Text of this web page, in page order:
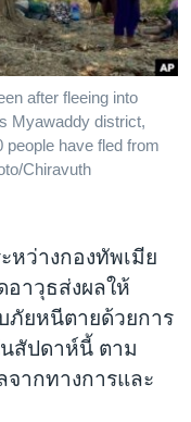
after fleeing into
Myawaddy district,
people have fled from
Chiravuth
หว่างกองทัพเมีย
าวุธส่งผลให้
ภัยหนีตายด้วยการ
สัปดาห์นี้ ตาม
จากทางการและ